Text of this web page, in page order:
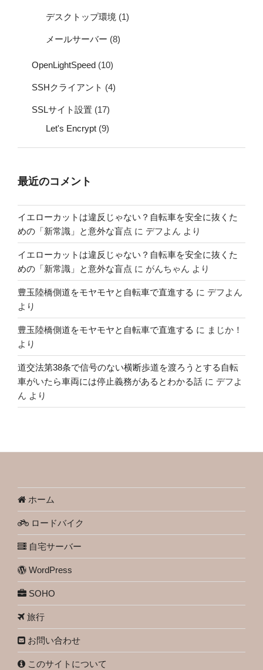
デスクトップ環境 (1)
メールサーバー (8)
OpenLightSpeed (10)
SSHクライアント (4)
SSLサイト設置 (17)
Let's Encrypt (9)
最近のコメント
イエローカットは違反じゃない？自転車を安全に抜くた
めの「新常識」と意外な盲点 に デフよん より
イエローカットは違反じゃない？自転車を安全に抜くた
めの「新常識」と意外な盲点 に がんちゃん より
豊玉陸橋側道をモヤモヤと自転車で直進する に デフよん
より
豊玉陸橋側道をモヤモヤと自転車で直進する に まじか！
より
道交法第38条で信号のない横断歩道を渡ろうとする自転
車がいたら車両には停止義務があるとわかる話 に デフよ
ん より
ホーム
ロードバイク
自宅サーバー
WordPress
SOHO
旅行
お問い合わせ
このサイトについて